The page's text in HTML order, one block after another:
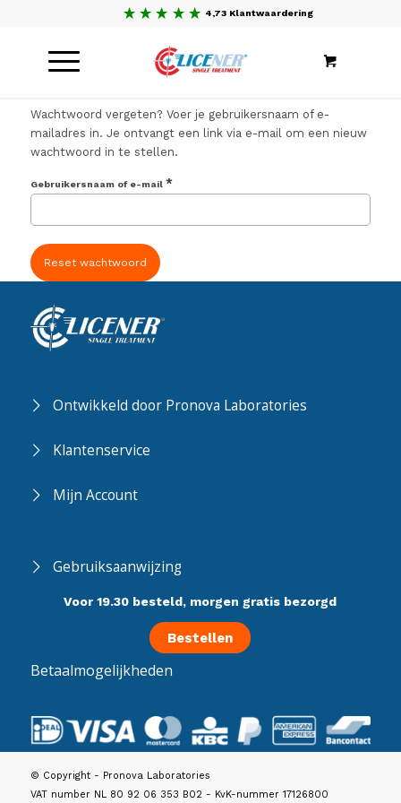
4,73 Klantwaardering
Wachtwoord vergeten? Voer je gebruikersnaam of e-
mailadres in. Je ontvangt een link via e-mail om een nieuw
wachtwoord in te stellen.
Gebruikersnaam of e-mail *
Reset wachtwoord
Ontwikkeld door Pronova Laboratories
Klantenservice
Mijn Account
Gebruiksaanwijzing
Voor 19.30 besteld, morgen gratis bezorgd
Bestellen
Betaalmogelijkheden
© Copyright - Pronova Laboratories
VAT number NL 80 92 06 353 B02 - KvK-nummer 17126800